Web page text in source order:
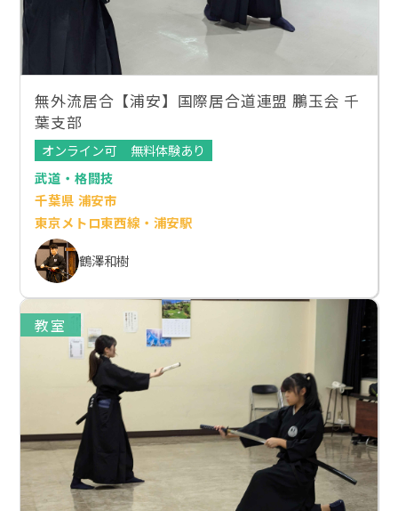
無外流居合【浦安】国際居合道連盟 鵬玉会 千
葉支部
オンライン可
無料体験あり
武道・格闘技
千葉県 浦安市
東京メトロ東西線・浦安駅
鶴澤和樹
教室